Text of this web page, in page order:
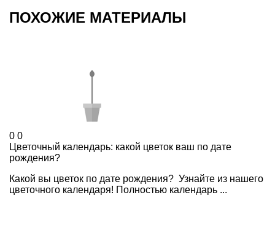
ПОХОЖИЕ МАТЕРИАЛЫ
0 0
Цветочный календарь: какой цветок ваш по дате
рождения?
Какой вы цветок по дате рождения? Узнайте из нашего
цветочного календаря! Полностью календарь ...